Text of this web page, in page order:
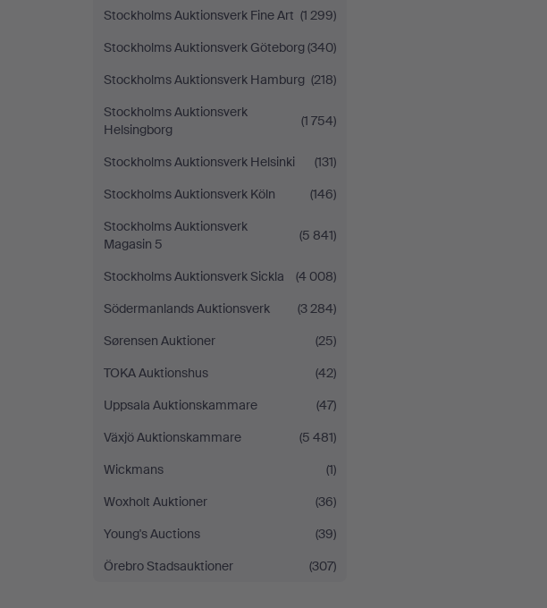
Stockholms Auktionsverk Fine Art (1 299)
Stockholms Auktionsverk Göteborg(340)
Stockholms Auktionsverk Hamburg (218)
Stockholms Auktionsverk
Helsingborg
(1 754)
Stockholms Auktionsverk Helsinki
(131)
Stockholms Auktionsverk Köln
(146)
Stockholms Auktionsverk
Magasin 5
(5 841)
Stockholms Auktionsverk Sickla
(4 008)
Södermanlands Auktionsverk
(3 284)
Sørensen Auktioner
(25)
TOKA Auktionshus
(42)
Uppsala Auktionskammare
(47)
Växjö Auktionskammare
(5 481)
Wickmans
(1)
Woxholt Auktioner
(36)
Young's Auctions
(39)
Örebro Stadsauktioner
(307)